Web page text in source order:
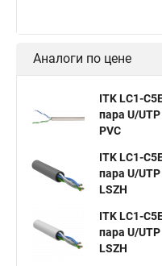
Аналоги по цене
ITK LC1-
пара U/
PVC
ITK LC1-
пара U/
LSZH
ITK LC1-
пара U/
LSZH